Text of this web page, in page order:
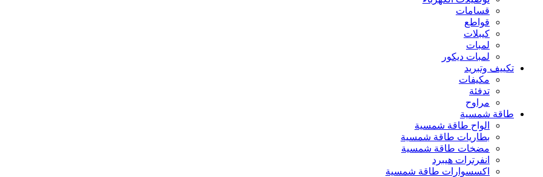
قسامات
قواطع
كيبلات
لمبات
لمبات ديكور
تكييف وتبريد
مكيفات
تدفئة
مراوح
طاقة شمسية
الواح طاقة شمسية
بطاريات طاقة شمسية
مضخات طاقة شمسية
انفرترات هيبرد
اكسسوارات طاقة شمسية